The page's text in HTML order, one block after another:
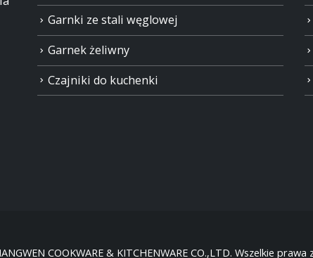
Garnki ze stali węglowej
Garnek żeliwny
Czajniki do kuchenki
COOKWARE & KITCHENWARE CO.,LTD. Wszelkie prawa